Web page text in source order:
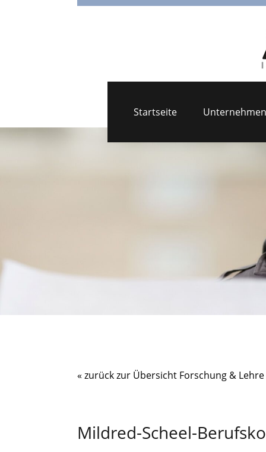
Startseite Unternehmen
« zurück zur Übersicht Forschung & Lehre
Mildred-Scheel-